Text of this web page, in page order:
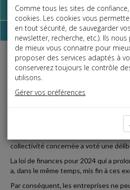
Base documentaire
Dépêches
j a
b
Fiscal TPE
Date: 2024-05-31
EXONÉRATION FACULTATIVE DE
Les entreprises qui sont implantées
territoire peuvent, sous certaines
collectivité concernée a voté une
La loi de finances pour 2024 qui a
a, dans le même temps, mis fin à ces
Par conséquent, les entreprises ne
Comme tous les sites de
cookies. Les cookies vous
en tout sécurité, de sauvegarder
newsletter, recherche, etc.). Ils
de mieux vous connaitre pour
proposer des services adaptés à
conserverez toujours le contrôle
utilisons.
Gérer vos préférences